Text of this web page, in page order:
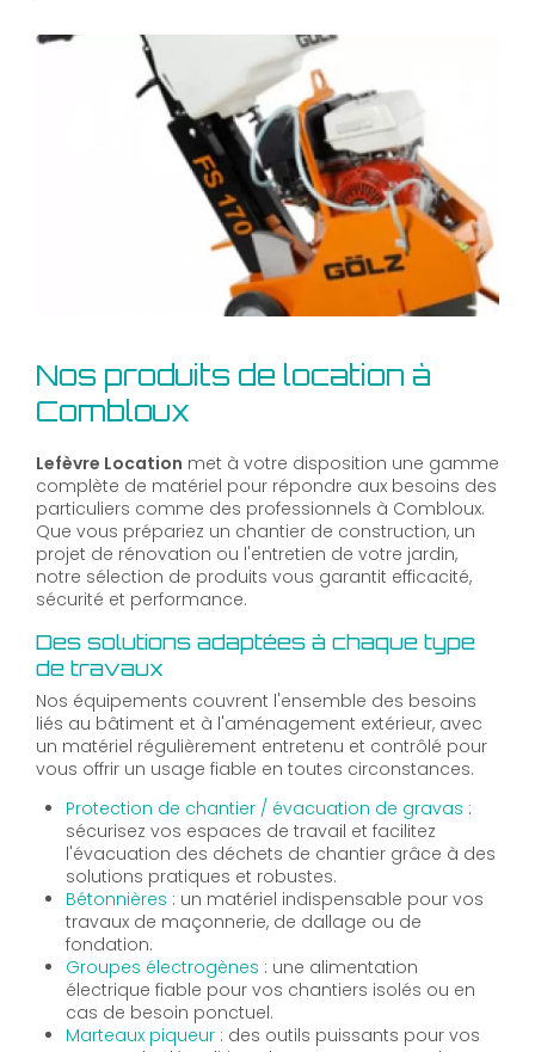
Nos produits de location à
Combloux
Lefèvre Location met à votre disposition une gamme
complète de matériel pour répondre aux besoins des
particuliers comme des professionnels à Combloux.
Que vous prépariez un chantier de construction, un
projet de rénovation ou l'entretien de votre jardin,
notre sélection de produits vous garantit efficacité,
sécurité et performance.
Des solutions adaptées à chaque type
de travaux
Nos équipements couvrent l'ensemble des besoins
liés au bâtiment et à l'aménagement extérieur, avec
un matériel régulièrement entretenu et contrôlé pour
vous offrir un usage fiable en toutes circonstances.
Protection de chantier / évacuation de gravas :
sécurisez vos espaces de travail et facilitez
l'évacuation des déchets de chantier grâce à des
solutions pratiques et robustes.
Bétonnières : un matériel indispensable pour vos
travaux de maçonnerie, de dallage ou de
fondation.
Groupes électrogènes : une alimentation
électrique fiable pour vos chantiers isolés ou en
cas de besoin ponctuel.
Marteaux piqueur : des outils puissants pour vos